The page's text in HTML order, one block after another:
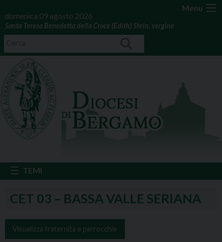
Menu
domenica 09 agosto 2026
Santa Teresa Benedetta della Croce (Edith) Stein, vergine
CET 03 – BASSA VALLE SERIANA
Visualizza fraternità e parrocchie